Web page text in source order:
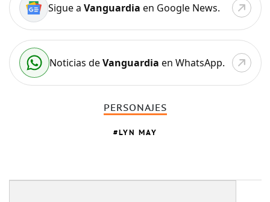
Sigue a Vanguardia en Google News.
Noticias deVanguardia en WhatsApp.
PERSONAJES
LYN MAY